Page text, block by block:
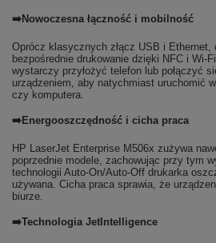
➡️Nowoczesna łączność i mobilność
Oprócz klasycznych złącz USB i Ethernet,
bezpośrednie drukowanie dzięki NFC i Wi-
wystarczy przyłożyć telefon lub połączyć
urządzeniem, aby natychmiast uruchomić
czy komputera.
➡️Energooszczędność i cicha praca
HP LaserJet Enterprise M506x zużywa
poprzednie modele, zachowując przy tym
technologii Auto-On/Auto-Off drukarka
używana. Cicha praca sprawia, że
biurze.
➡️Technologia JetIntelligence